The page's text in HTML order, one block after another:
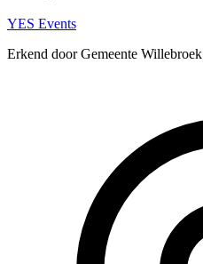
YES Events
Erkend door Gemeente Willebroek